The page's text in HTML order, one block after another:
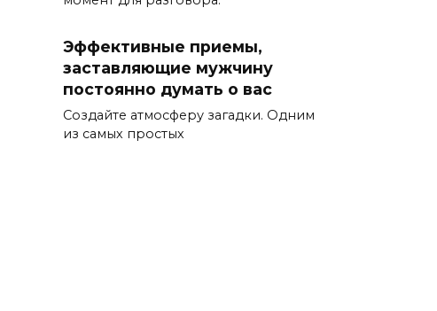
Эффективные приемы,
заставляющие мужчину
постоянно думать о вас
Создайте атмосферу загадки. Одним
из самых простых